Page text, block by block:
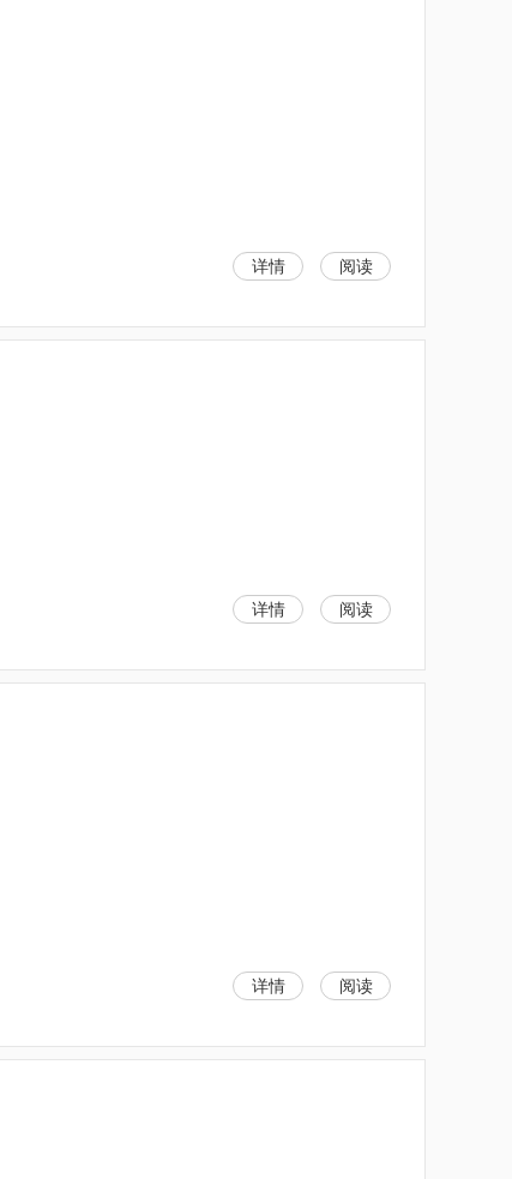
详情
阅读
详情
阅读
详情
阅读